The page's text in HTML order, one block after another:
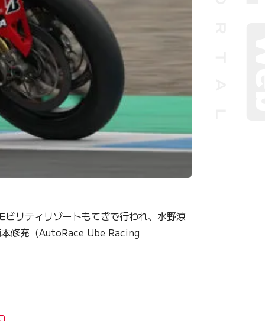
リティリゾートもてぎで行われ、水野涼
修充（AutoRace Ube Racing